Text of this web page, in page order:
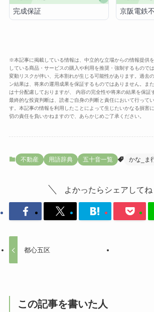
完成保証 京阪電鉄
※本記事に掲載している情報は、中立的な立場からの情報提供
している商品・サービスの購入や利用を推奨・強制するもので
変動リスクが伴い、元本割れが生じる可能性があります。過去
ン結果は、将来の運用成果を保証するものではありません。ま
は十分配慮しておりますが、 内容の完全性や将来の結果を保証
最終的な投資判断は、読者ご自身の判断と責任において行って
す。本記事の情報を利用したことによって生じたいかなる損害
切の責任を負いかねますので、あらかじめご了承ください。
不動産 用語辞典 五十音一覧 かな_ま
よかったらシェアしてね
都心五区
この記事を書いた人